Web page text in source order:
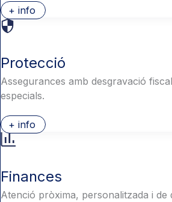
+ info
Protecció
Assegurances amb desgravació
especials.
+ info
Finances
Atenció pròxima, personalitzada i de